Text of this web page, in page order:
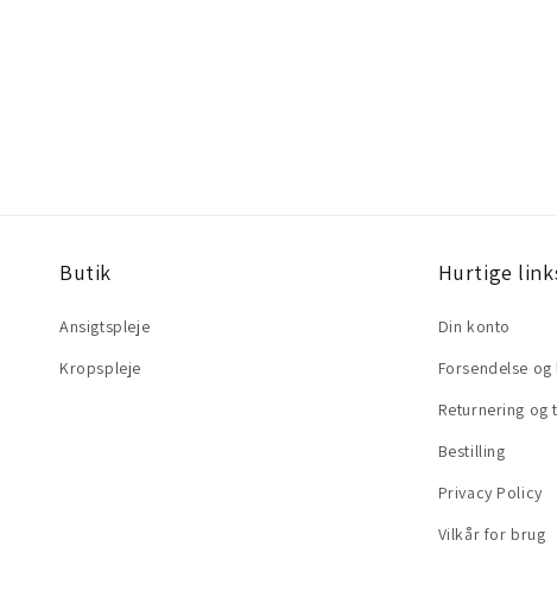
Butik
Ansigtspleje
Kropspleje
Hurtige
Din konto
Forsendelse
Returnering og
Bestilling
Privacy Policy
Vilkår for brug